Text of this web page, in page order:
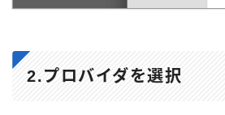
2.プロバイダを選択